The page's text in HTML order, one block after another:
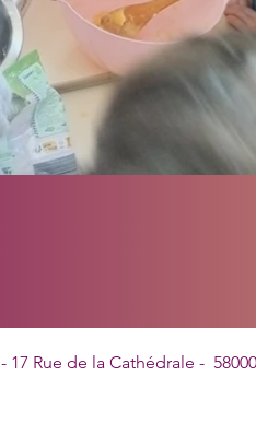
- 17 Rue de la Cathédrale -